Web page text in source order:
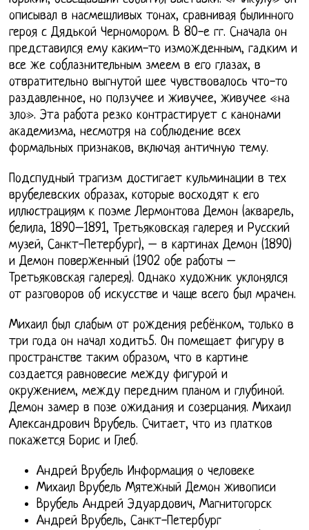
описывал в насмешливых тонах, сравнивая былинного
героя с Дядькой Черномором. В 80-е гг. Сначала он
представился ему каким-то изможденным, гадким и
все же соблазнительным змеем в его глазах, в
отвратительно выгнутой шее чувствовалось что-то
раздавленное, но ползучее и живучее, живучее «на
зло». Эта работа резко контрастирует с канонами
академизма, несмотря на соблюдение всех
формальных признаков, включая античную тему.
Подспудный трагизм достигает кульминации в тех
врубелевских образах, которые восходят к его
иллюстрациям к поэме Лермонтова Демон (акварель,
белила, 1890–1891, Третьяковская галерея и Русский
музей, Санкт-Петербург), – в картинах Демон (1890)
и Демон поверженный (1902 обе работы –
Третьяковская галерея). Однако художник уклонялся
от разговоров об искусстве и чаще всего был мрачен.
Михаил был слабым от рождения ребёнком, только в
три года он начал ходить5. Он помещает фигуру в
пространстве таким образом, что в картине
создается равновесие между фигурой и
окружением, между передним планом и глубиной.
Демон замер в позе ожидания и созерцания. Михаил
Александрович Врубель. Считает, что из платков
покажется Борис и Глеб.
Андрей Врубель Информация о человеке
Михаил Врубель Мятежный Демон живописи
Врубель Андрей Эдуардович, Магнитогорск
Андрей Врубель, Санкт-Петербург